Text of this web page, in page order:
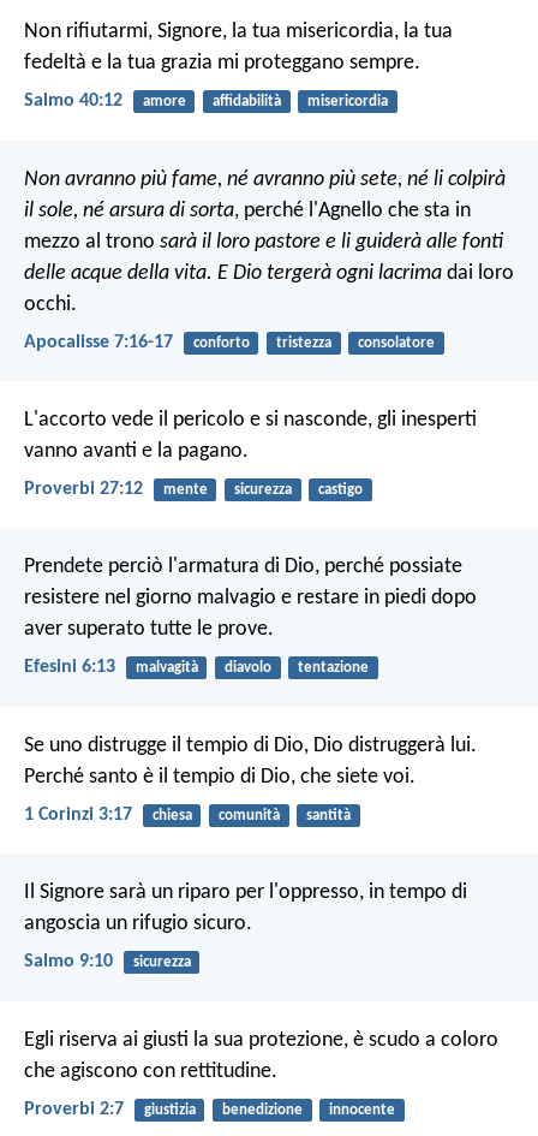
Non rifiutarmi, Signore, la tua misericordia, la tua
fedeltà e la tua grazia mi proteggano sempre.
Salmo 40:12 amore affidabilità misericordia
Non avranno più fame, né avranno più sete, né li colpirà
il sole, né arsura di sorta, perché l'Agnello che sta in
mezzo al trono sarà il loro pastore e li guiderà alle fonti
delle acque della vita. E Dio tergerà ogni lacrima dai loro
occhi.
Apocalisse 7:16-17 conforto tristezza consolatore
L'accorto vede il pericolo e si nasconde, gli inesperti
vanno avanti e la pagano.
Proverbi 27:12 mente sicurezza castigo
Prendete perciò l'armatura di Dio, perché possiate
resistere nel giorno malvagio e restare in piedi dopo
aver superato tutte le prove.
Efesini 6:13 malvagità diavolo tentazione
Se uno distrugge il tempio di Dio, Dio distruggerà lui.
Perché santo è il tempio di Dio, che siete voi.
1 Corinzi 3:17 chiesa comunità santità
Il Signore sarà un riparo per l'oppresso, in tempo di
angoscia un rifugio sicuro.
Salmo 9:10 sicurezza
Egli riserva ai giusti la sua protezione, è scudo a coloro
che agiscono con rettitudine.
Proverbi 2:7 giustizia benedizione innocente